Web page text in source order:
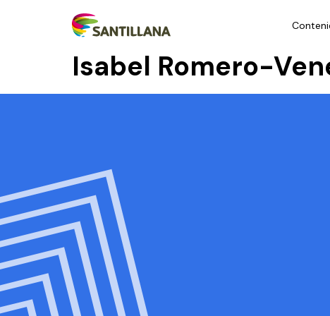
Isabel Romero-